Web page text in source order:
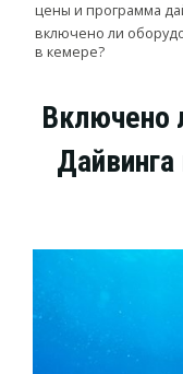
цены и программа
включено ли
в кемере?
Включено